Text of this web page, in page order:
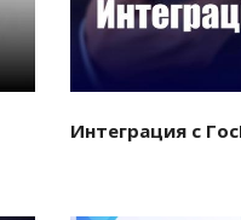
Интеграция с